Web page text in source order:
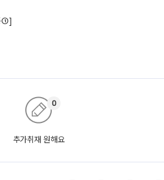
①]
추가취재 원해요
0